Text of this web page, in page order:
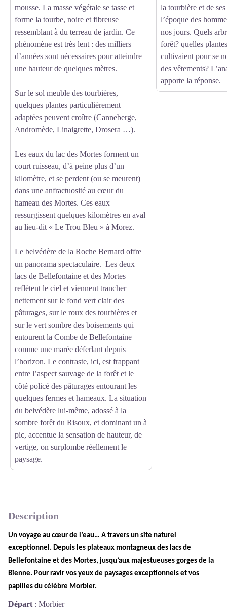
mousse. La masse végétale se tasse et
forme la tourbe, noire et fibreuse
ressemblant à du terreau de jardin. Ce
phénomène est très lent : des milliers
d’années sont nécessaires pour atteindre
une hauteur de quelques mètres.
Sur le sol meuble des tourbières,
quelques plantes particulièrement
adaptées peuvent croître (Canneberge,
Andromède, Linaigrette, Drosera …).
Les eaux du lac des Mortes forment un
court ruisseau, d’à peine plus d’un
kilomètre, et se perdent (ou se meurent)
dans une anfractuosité au cœur du
hameau des Mortes. Ces eaux
ressurgissent quelques kilomètres en aval
au lieu-dit « Le Trou Bleu » à Morez.
Le belvédère de la Roche Bernard offre
un panorama spectaculaire. Les deux
lacs de Bellefontaine et des Mortes
reflètent le ciel et viennent trancher
nettement sur le fond vert clair des
pâturages, sur le roux des tourbières et
sur le vert sombre des boisements qui
entourent la Combe de Bellefontaine
comme une marée déferlant depuis
l’horizon. Le contraste, ici, est frappant
entre l’aspect sauvage de la forêt et le
côté policé des pâturages entourant les
quelques fermes et hameaux. La situation
du belvédère lui-même, adossé à la
sombre forêt du Risoux, et dominant un à
pic, accentue la sensation de hauteur, de
vertige, on surplombe réellement le
paysage.
la tourbière et de
l’époque des
nos jours. Quels
forêt? quelles
cultivaient pour se
des vêtements?
apporte la réponse.
Description
Un voyage au cœur de l’eau… A travers un site naturel
exceptionnel. Depuis les plateaux montagneux des lacs de
Bellefontaine et des Mortes, jusqu’aux majestueuses gorges de la
Bienne. Pour ravir vos yeux de paysages exceptionnels et vos
papilles du célèbre Morbier.
Départ : Morbier